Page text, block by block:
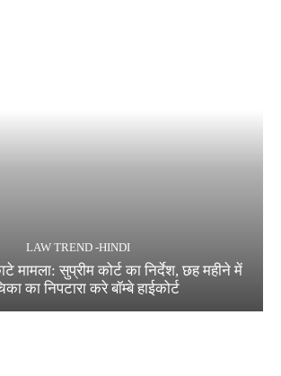
LAW TREND -HINDI
मामला: सुप्रीम कोर्ट का निर्देश, छह महीने में
का निपटारा करे बॉम्बे हाईकोर्ट